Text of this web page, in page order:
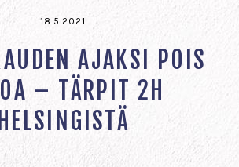
18.5.2021
AJAKSI POIS
– TÄRPIT 2H
HELSINGISTÄ